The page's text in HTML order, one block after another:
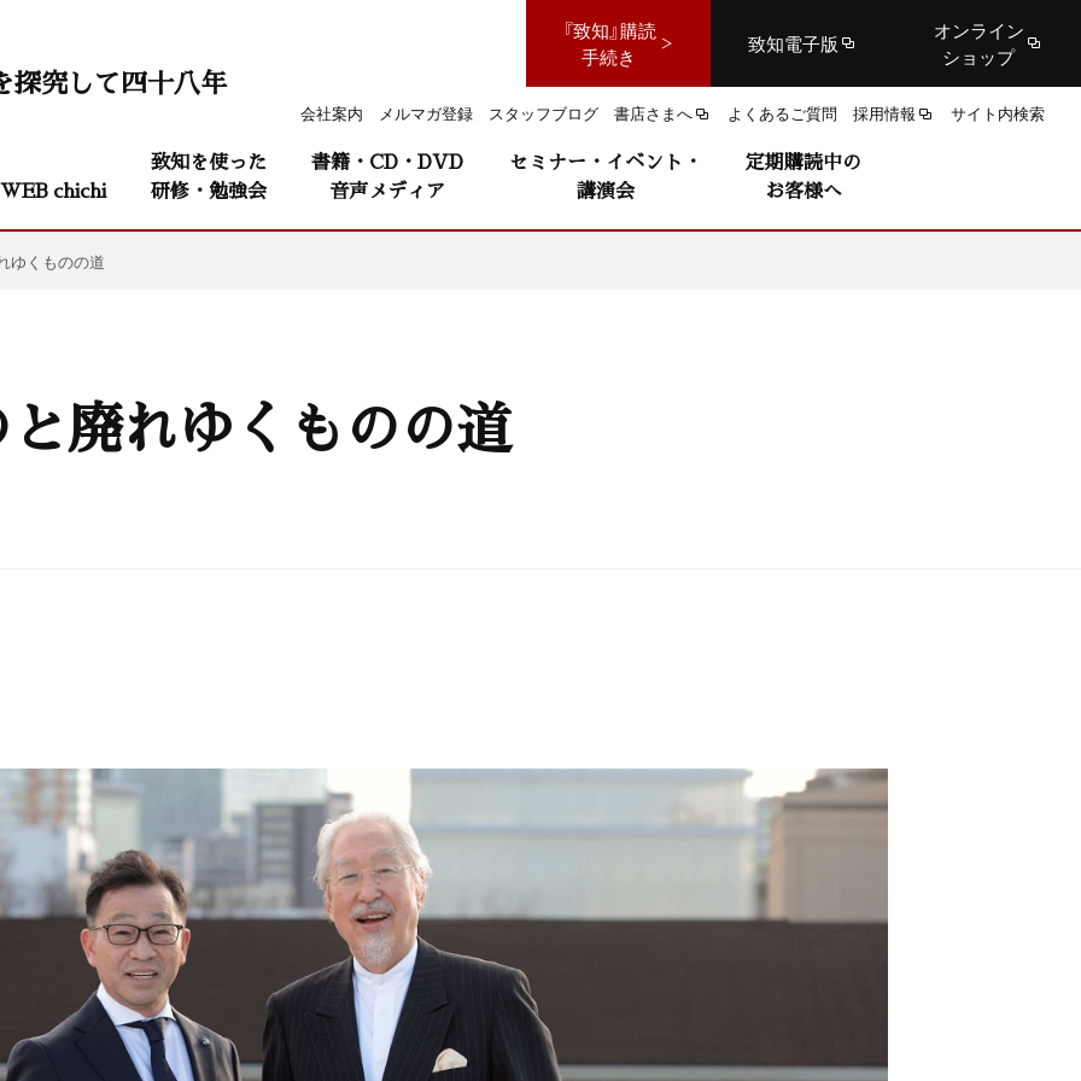
『致知』購読
手続き
致知電子版
オンライン
ショップ
会社案内 メルマガ登録 スタッフブログ 書店さまへ よくあるご質問 採用情報 サイト内検索
探究して四十八年
WEB chichi
致知を使った
研修・勉強会
書籍・CD・DVD
音声メディア
セミナー・イベント・
講演会
定期購読中の
お客様へ
ゆくものの道
廃れゆくものの道